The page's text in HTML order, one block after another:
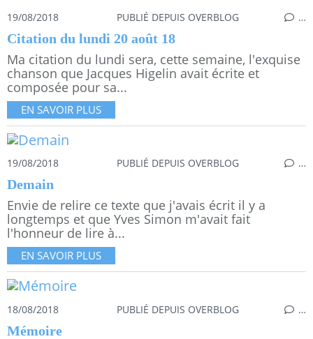
19/08/2018 PUBLIÉ DEPUIS OVERBLOG …
Citation du lundi 20 août 18
Ma citation du lundi sera, cette semaine, l'exquise
chanson que Jacques Higelin avait écrite et
composée pour sa...
EN SAVOIR PLUS
19/08/2018 PUBLIÉ DEPUIS OVERBLOG …
Demain
Envie de relire ce texte que j'avais écrit il y a
longtemps et que Yves Simon m'avait fait
l'honneur de lire à...
EN SAVOIR PLUS
18/08/2018 PUBLIÉ DEPUIS OVERBLOG …
Mémoire